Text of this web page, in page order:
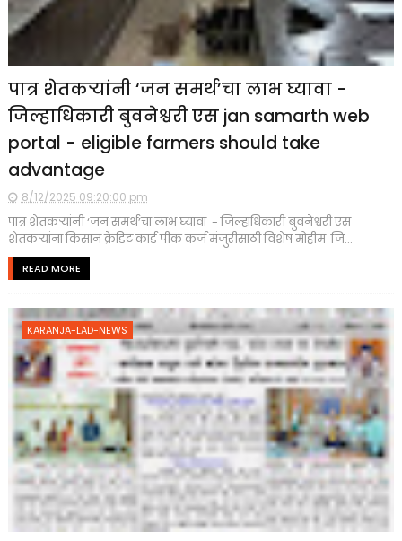
पात्र शेतकऱ्यांनी ‘जन समर्थ’चा लाभ घ्यावा -
जिल्हाधिकारी बुवनेश्वरी एस jan samarth web
portal - eligible farmers should take
advantage
8/12/2025 09:20:00 pm
पात्र शेतकऱ्यांनी ‘जन समर्थ’चा लाभ घ्यावा - जिल्हाधिकारी बुवनेश्वरी एस
शेतकऱ्यांना किसान क्रेडिट कार्ड पीक कर्ज मंजुरीसाठी विशेष मोहीम जि...
READ MORE
KARANJA-LAD-NEWS